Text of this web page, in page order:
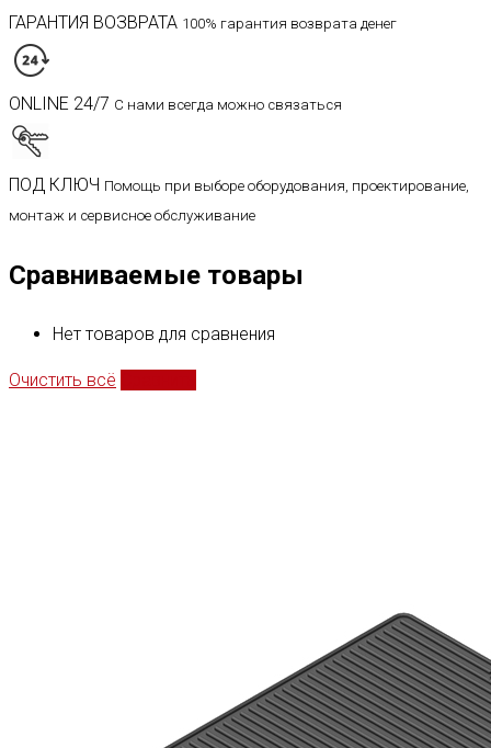
ГАРАНТИЯ ВОЗВРАТА 100% гарантия возврата денег
ONLINE 24/7 С нами всегда можно связаться
ПОД КЛЮЧ Помощь при выборе оборудования, проектирование,
монтаж и сервисное обслуживание
Сравниваемые товары
Нет товаров для сравнения
Очистить всё